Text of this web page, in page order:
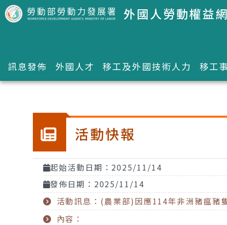
跳到主要內容區塊 外國人勞動權益網
訊息發佈 外國人才 移工及外國技術人力 移工
活動快報
起始活動日期：2025/11/14
發佈日期：2025/11/14
活動訊息：(農業部)因應114年非洲豬瘟豬
內容：